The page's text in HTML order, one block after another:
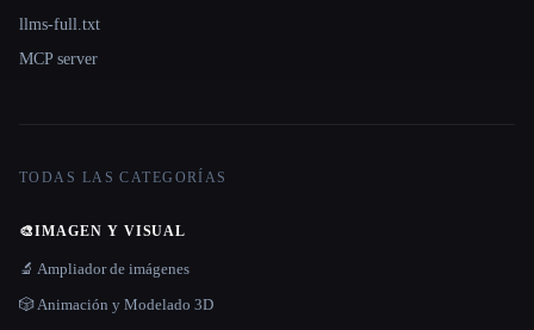
llms-full.txt
MCP server
TODAS LAS CATEGORÍAS
🎨IMAGEN Y VISUAL
🔬 Ampliador de imágenes
🎲 Animación y Modelado 3D